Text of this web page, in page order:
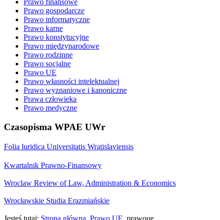
Prawo finansowe
Prawo gospodarcze
Prawo informatyczne
Prawo karne
Prawo konstytucyjne
Prawo międzynarodowe
Prawo rodzinne
Prawo socjalne
Prawo UE
Prawo własności intelektualnej
Prawo wyznaniowe i kanoniczne
Prawa człowieka
Prawo medyczne
Czasopisma WPAE UWr
Folia luridica Universitatis Wratislaviensis
Kwartalnik Prawno-Finansowy
Wroclaw Review of Law, Administration & Economics
Wrocławskie Studia Erazmiańskie